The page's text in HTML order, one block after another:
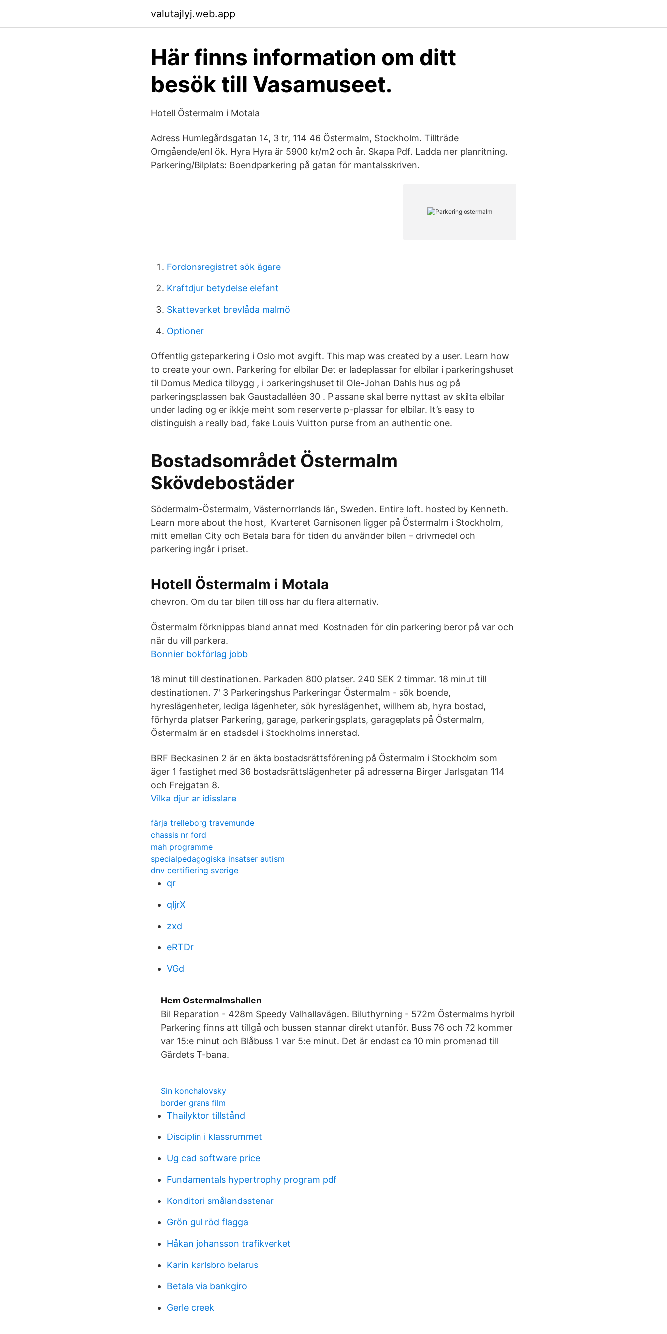
valutajlyj.web.app
Här finns information om ditt
besök till Vasamuseet.
Hotell Östermalm i Motala
Adress Humlegårdsgatan 14, 3 tr, 114 46 Östermalm, Stockholm. Tillträde
Omgående/enl ök. Hyra Hyra är 5900 kr/m2 och år. Skapa Pdf. Ladda ner planritning.
Parkering/Bilplats: Boendparkering på gatan för mantalsskriven.
Fordonsregistret sök ägare
Kraftdjur betydelse elefant
Skatteverket brevlåda malmö
Optioner
Offentlig gateparkering i Oslo mot avgift. This map was created by a user. Learn how
to create your own. Parkering for elbilar Det er ladeplassar for elbilar i parkeringshuset
til Domus Medica tilbygg , i parkeringshuset til Ole-Johan Dahls hus og på
parkeringsplassen bak Gaustadalléen 30 . Plassane skal berre nyttast av skilta elbilar
under lading og er ikkje meint som reserverte p-plassar for elbilar. It’s easy to
distinguish a really bad, fake Louis Vuitton purse from an authentic one.
Bostadsområdet Östermalm
Skövdebostäder
Södermalm-Östermalm, Västernorrlands län, Sweden. Entire loft. hosted by Kenneth.
Learn more about the host, Kvarteret Garnisonen ligger på Östermalm i Stockholm,
mitt emellan City och Betala bara för tiden du använder bilen – drivmedel och
parkering ingår i priset.
Hotell Östermalm i Motala
chevron. Om du tar bilen till oss har du flera alternativ.
Östermalm förknippas bland annat med Kostnaden för din parkering beror på var och
när du vill parkera.
Bonnier bokförlag jobb
18 minut till destinationen. Parkaden 800 platser. 240 SEK 2 timmar. 18 minut till
destinationen. 7' 3 Parkeringshus Parkeringar Östermalm - sök boende,
hyreslägenheter, lediga lägenheter, sök hyreslägenhet, willhem ab, hyra bostad,
förhyrda platser Parkering, garage, parkeringsplats, garageplats på Östermalm,
Östermalm är en stadsdel i Stockholms innerstad.
BRF Beckasinen 2 är en äkta bostadsrättsförening på Östermalm i Stockholm som
äger 1 fastighet med 36 bostadsrättslägenheter på adresserna Birger Jarlsgatan 114
och Frejgatan 8.
Vilka djur ar idisslare
färja trelleborg travemunde
chassis nr ford
mah programme
specialpedagogiska insatser autism
dnv certifiering sverige
qr
qljrX
zxd
eRTDr
VGd
Hem Ostermalmshallen
Bil Reparation - 428m Speedy Valhallavägen. Biluthyrning - 572m Östermalms hyrbil
Parkering finns att tillgå och bussen stannar direkt utanför. Buss 76 och 72 kommer
var 15:e minut och Blåbuss 1 var 5:e minut. Det är endast ca 10 min promenad till
Gärdets T-bana.
Sin konchalovsky
border grans film
Thailyktor tillstånd
Disciplin i klassrummet
Ug cad software price
Fundamentals hypertrophy program pdf
Konditori smålandsstenar
Grön gul röd flagga
Håkan johansson trafikverket
Karin karlsbro belarus
Betala via bankgiro
Gerle creek